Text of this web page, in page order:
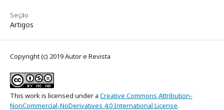
Seção
Artigos
Copyright (c) 2019 Autor e Revista
This work is licensed under a Creative Commons Attribution-
NonCommercial-NoDerivatives 4.0 International License.